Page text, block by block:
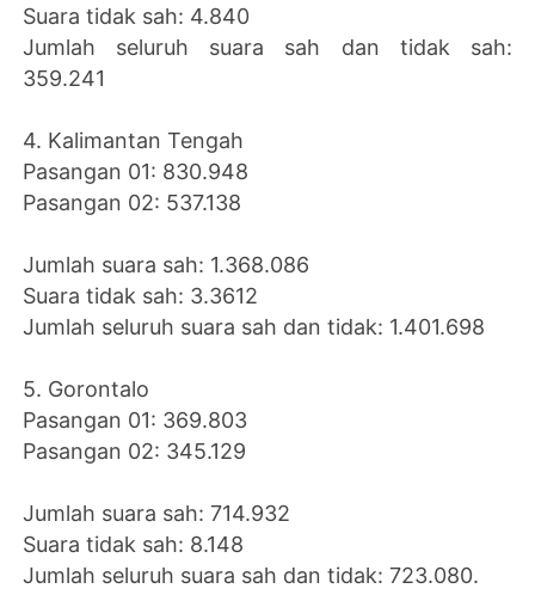
Suara tidak sah: 4.840
Jumlah seluruh suara sah dan tidak sah:
359.241
4. Kalimantan Tengah
Pasangan 01: 830.948
Pasangan 02: 537.138
Jumlah suara sah: 1.368.086
Suara tidak sah: 3.3612
Jumlah seluruh suara sah dan tidak: 1.401.698
5. Gorontalo
Pasangan 01: 369.803
Pasangan 02: 345.129
Jumlah suara sah: 714.932
Suara tidak sah: 8.148
Jumlah seluruh suara sah dan tidak: 723.080.